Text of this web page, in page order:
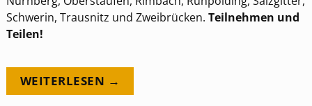
Schwerin, Trausnitz und Zweibrücken. Teilnehmen und
Teilen!
WEITERLESEN →